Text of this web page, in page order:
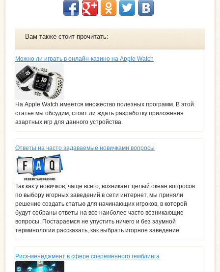
Вам также стоит прочитать:
Можно ли играть в онлайн-казино на Apple Watch
На Apple Watch имеется множество полезных программ. В этой
статье мы обсудим, стоит ли ждать разработку приложения
азартных игр для данного устройства.
Ответы на часто задаваемые новичками вопросы
Так как у новичков, чаще всего, возникает целый океан вопросов
по выбору игорных заведений в сети интернет, мы приняли
решение создать статью для начинающих игроков, в которой
будут собраны ответы на все наиболее часто возникающие
вопросы. Постараемся не упустить ничего и без заумной
терминологии рассказать, как выбрать игорное заведение.
Риск-менеджмент в сфере современного гемблинга